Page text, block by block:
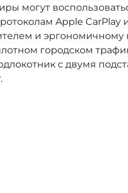
могут
Apple
и
городском
с двумя